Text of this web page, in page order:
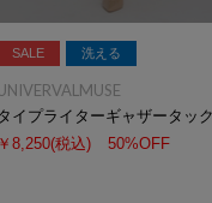
SALE 洗える
￥8,250(税込) 50%OFF